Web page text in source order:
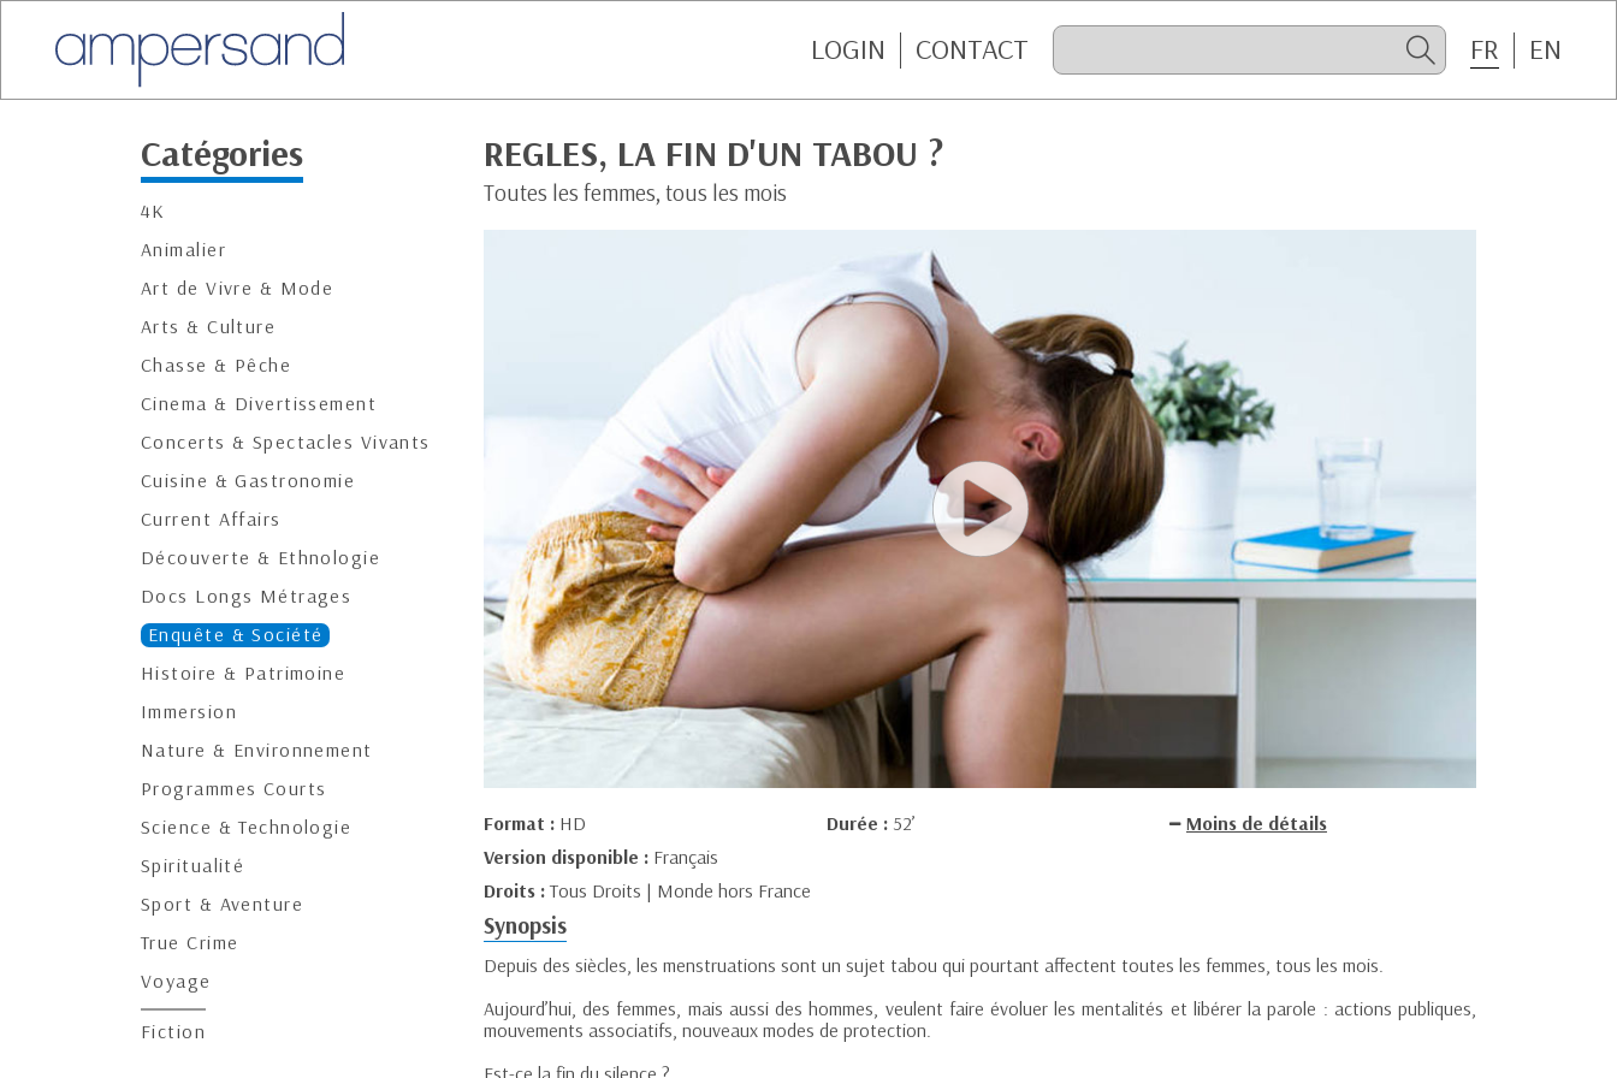
LOGIN CONTACT FR EN
Catégories
4K
Animalier
Art de Vivre & Mode
Arts & Culture
Chasse & Pêche
Cinema & Divertissement
Concerts & Spectacles Vivants
Cuisine & Gastronomie
Current Affairs
Découverte & Ethnologie
Docs Longs Métrages
Enquête & Société
Histoire & Patrimoine
Immersion
Nature & Environnement
Programmes Courts
Science & Technologie
Spiritualité
Sport & Aventure
True Crime
Voyage
Fiction
REGLES, LA FIN D'UN TABOU ?
Toutes les femmes, tous les mois
Format : HD Durée : 52’
Moins de détails
Version disponible : Français
Droits :Tous Droits | Monde hors France
Synopsis
Depuis des siècles, les menstruations sont un sujet tabou qui pourtant affectent toutes les femmes, tous les mois.
Aujourd’hui, des femmes, mais aussi des hommes, veulent faire évoluer les mentalités et libérer la parole : actions publiques,
mouvements associatifs, nouveaux modes de protection.